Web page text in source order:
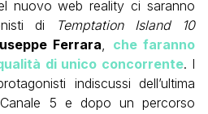
nuovo web reality ci saranno
di
Temptation Island 10
Ferrara
che faranno
di unico concorrente. I
indiscussi dell’ultima
5 e dopo un percorso